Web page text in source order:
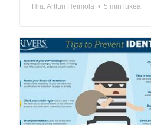
Hra. Artturi Heimola • 5 min lukea